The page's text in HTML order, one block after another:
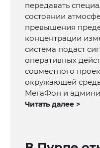
передавать
состоянии
превышения
концентрации
система подаст
оперативных
совместного
окружающей
МегаФон и
Читать далее >